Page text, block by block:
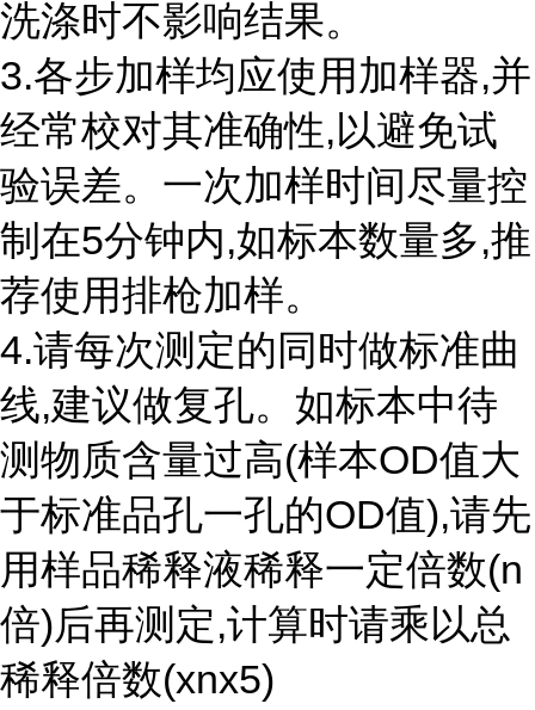
洗涤时不影响结果。
3.各步加样均应使用加样器,并
经常校对其准确性,以避免试
验误差。一次加样时间尽量控
制在5分钟内,如标本数量多,推
荐使用排枪加样。
4.请每次测定的同时做标准曲
线,建议做复孔。如标本中待
测物质含量过高(样本OD值大
于标准品孔一孔的OD值),请先
用样品稀释液稀释一定倍数(n
倍)后再测定,计算时请乘以总
稀释倍数(xnx5)